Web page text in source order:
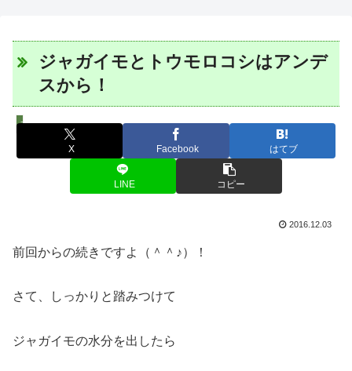
ジャガイモとトウモロコシはアンデ
スから！
エリカの中南米いまむかし
X Facebook はてブ
LINE コピー
2016.12.03
前回からの続きですよ（＾＾♪）！
さて、しっかりと踏みつけて
ジャガイモの水分を出したら